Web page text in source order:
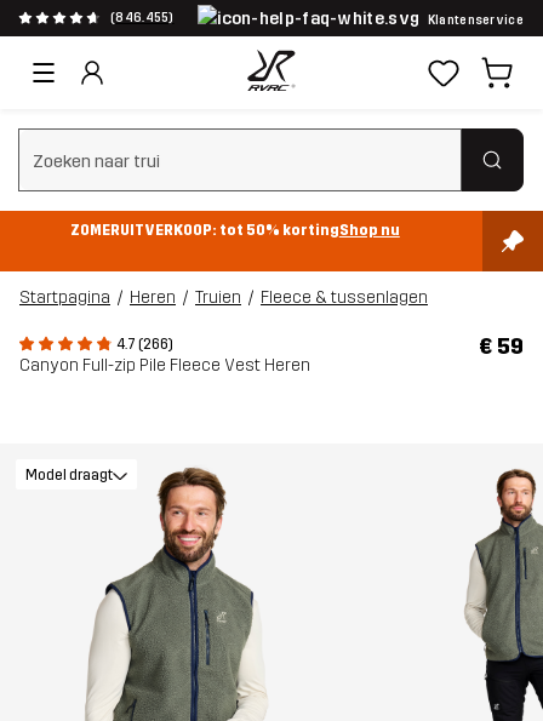
(846.455) Klantenservice
Zoeken wissen
ZOMERUITVERKOOP: tot 50% kortingShop nu
Startpagina Heren Truien Fleece & tussenlagen
4.7 (266)
Canyon Full-zip Pile Fleece Vest Heren
€ 59
Model draagt